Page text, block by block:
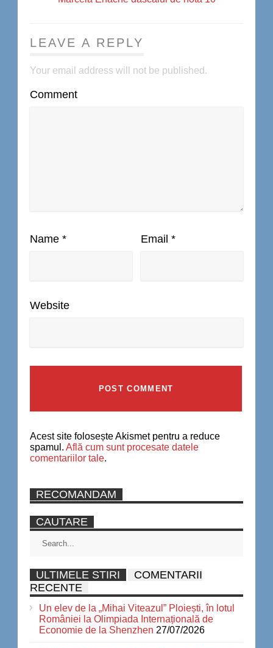
LEAVE A REPLY
Your email address will not be published.
Comment
Name * Email *
Website
Acest site folosește Akismet pentru a reduce
spamul. Află cum sunt procesate datele
comentariilor tale.
RECOMANDAM
CAUTARE
ULTIMELE STIRI
COMENTARII
RECENTE
Un elev de la „Mihai Viteazul” Ploiești, în lotul
României la Olimpiada Internațională de
Economie de la Shenzhen 27/07/2026